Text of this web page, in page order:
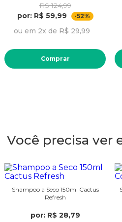
R$ 124,99
por: R$ 59,99
-52%
ou em 2x de R$ 29,99
Comprar
Você precisa ver
Shampoo a Seco 150ml Cactus
Refresh
por: R$ 28,79